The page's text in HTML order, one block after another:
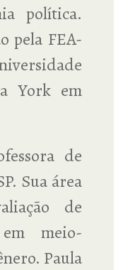
política.
pela FEA-
York em
de
Sua área
de
meio-
Paula